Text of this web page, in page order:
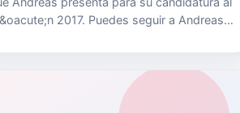
2017. Puedes seguir a Andreas